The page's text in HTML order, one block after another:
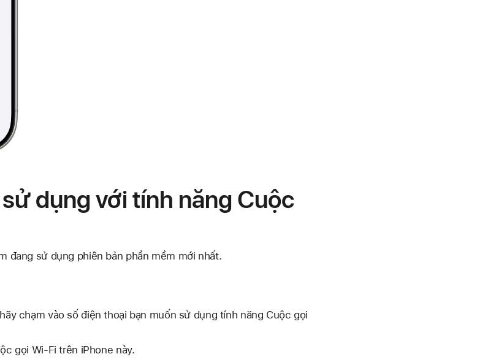
dụng với tính năng Cuộc
đang sử dụng phiên bản phần mềm mới nhất.
chạm vào số điện thoại bạn muốn sử dụng tính năng Cuộc gọi
gọi Wi-Fi trên iPhone này.